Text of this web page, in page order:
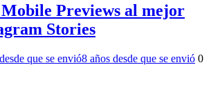
Previews al mejor
Stories
que se envió8 años desde que se envió 0